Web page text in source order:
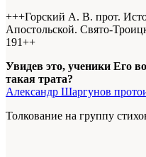
+++Горский А. В. прот.
Апостольской. Свято-
191++
Увидев это, ученики Его
такая трата?
Александр Шаргунов
Толкование на группу